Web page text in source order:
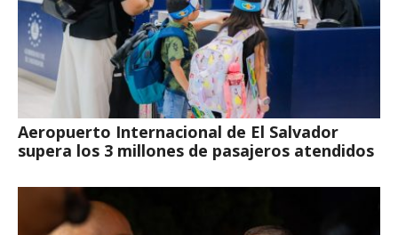
Aeropuerto Internacional de El Salvador
supera los 3 millones de pasajeros atendidos